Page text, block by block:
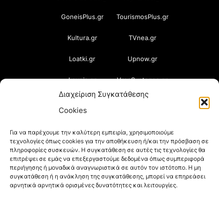
Διαχείριση Συγκατάθεσης
Cookies
Για να παρέχουμε την καλύτερη εμπειρία, χρησιμοποιούμε
τεχνολογίες όπως cookies για την αποθήκευση ή/και την πρόσβαση σε
πληροφορίες συσκευών. Η συγκατάθεση σε αυτές τις τεχνολογίες θα
επιτρέψει σε εμάς να επεξεργαστούμε δεδομένα όπως συμπεριφορά
περιήγησης ή μοναδικά αναγνωριστικά σε αυτόν τον ιστότοπο. Η μη
συγκατάθεση ή η ανάκληση της συγκατάθεσης, μπορεί να επηρεάσει
αρνητικά αρνητικά ορισμένες δυνατότητες και λειτουργίες.
GoneisPlus.gr TourismosPlus.gr
Kultura.gr TVnea.gr
Loatki.gr Upnow.gr
Loveis.gr VresSyntages.gr
ModernaGynaika.gr Xristianika.gr
Oikotropia.gr ZoumeSpiti.gr
Perepet.gr